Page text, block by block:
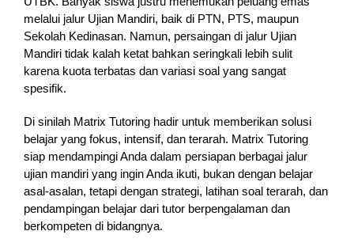
melalui jalur Ujian Mandiri, baik di PTN, PTS, maupun
Sekolah Kedinasan. Namun, persaingan di jalur Ujian
Mandiri tidak kalah ketat bahkan seringkali lebih sulit
karena kuota terbatas dan variasi soal yang sangat
spesifik.
Di sinilah Matrix Tutoring hadir untuk memberikan solusi
belajar yang fokus, intensif, dan terarah. Matrix Tutoring
siap mendampingi Anda dalam persiapan berbagai jalur
ujian mandiri yang ingin Anda ikuti, bukan dengan belajar
asal-asalan, tetapi dengan strategi, latihan soal terarah, dan
pendampingan belajar dari tutor berpengalaman dan
berkompeten di bidangnya.